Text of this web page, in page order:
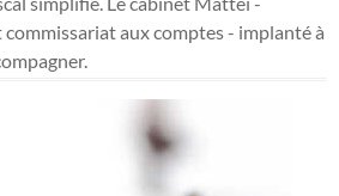
aux comptes - implanté à